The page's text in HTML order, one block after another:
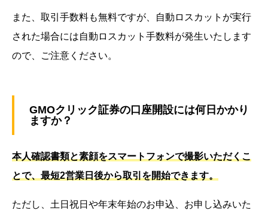
また、取引手数料も無料ですが、自動ロスカットが実行
された場合には自動ロスカット手数料が発生いたします
ので、ご注意ください。
GMOクリック証券の口座開設には何日かかり
ますか？
本人確認書類と素顔をスマートフォンで撮影いただくこ
とで、最短2営業日後から取引を開始できます。
ただし、土日祝日や年末年始のお申込、お申し込みいた